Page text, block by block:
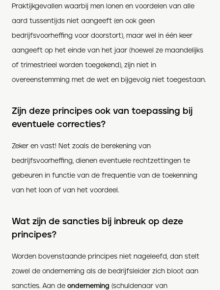
Praktijkgevallen waarbij men lonen en voordelen van alle
aard tussentijds niet aangeeft (en ook geen
bedrijfsvoorheffing voor doorstort), maar wel in één keer
aangeeft op het einde van het jaar (hoewel ze maandelijks
of trimestrieel worden toegekend), zijn niet in
overeenstemming met de wet en bijgevolg niet toegestaan.
Zijn deze principes ook van toepassing bij
eventuele correcties?
Zeker en vast! Net zoals de berekening van
bedrijfsvoorheffing, dienen eventuele rechtzettingen te
gebeuren in functie van de frequentie van de toekenning
van het loon of van het voordeel.
Wat zijn de sancties bij inbreuk op deze
principes?
Worden bovenstaande principes niet nageleefd, dan stelt
zowel de onderneming als de bedrijfsleider zich bloot aan
sancties. Aan de onderneming (schuldenaar van